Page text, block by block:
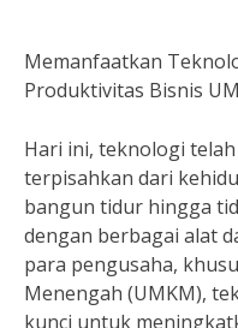
Memanfaatkan
Produktivitas Bisnis
Hari ini, teknologi
terpisahkan dari
bangun tidur hingga
dengan berbagai alat
para pengusaha,
Menengah (UMKM),
kunci untuk